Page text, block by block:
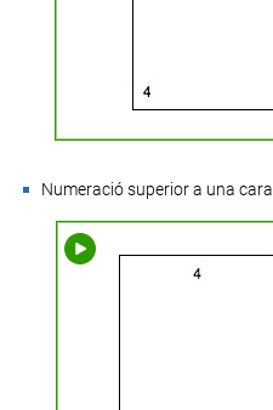
Numeració superior a una cara